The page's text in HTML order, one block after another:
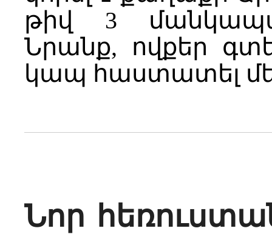
թիվ 3
Նրանք, ովքեր
կապ հաստատել
Նոր